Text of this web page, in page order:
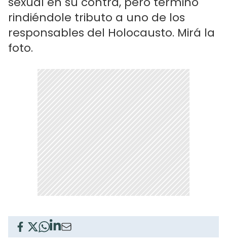
rindiéndole tributo a uno de los
responsables del Holocausto. Mirá la
foto.